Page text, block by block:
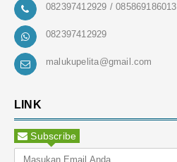
082397412929 / 085869186013
082397412929
malukupelita@gmail.com
LINK
Subscribe